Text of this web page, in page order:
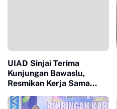
UIAD Sinjai Terima
Kunjungan Bawaslu,
Resmikan Kerja Sama
MoU